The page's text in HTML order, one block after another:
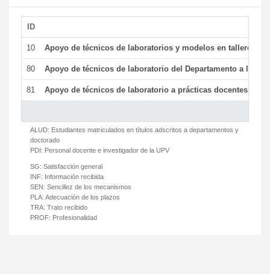
ID
10 Apoyo de técnicos de laboratorios y modelos en talleres/
80 Apoyo de técnicos de laboratorio del Departamento a la
81 Apoyo de técnicos de laboratorio a prácticas docentes y
ALUD: Estudiantes matriculados en títulos adscritos a departamentos y
doctorado
PDI: Personal docente e investigador de la UPV
SG: Satisfacción general
INF: Información recibida
SEN: Sencillez de los mecanismos
PLA: Adecuación de los plazos
TRA: Trato recibido
PROF: Profesionalidad